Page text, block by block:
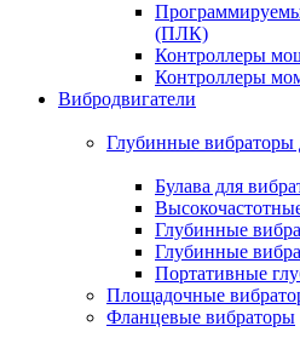
(ПЛК)
Контроллеры
Контроллеры
Вибродвигатели
Глубинные вибраторы
Булава для
Глубинные
Глубинные
Портативные
Площадочные
Фланцевые вибраторы